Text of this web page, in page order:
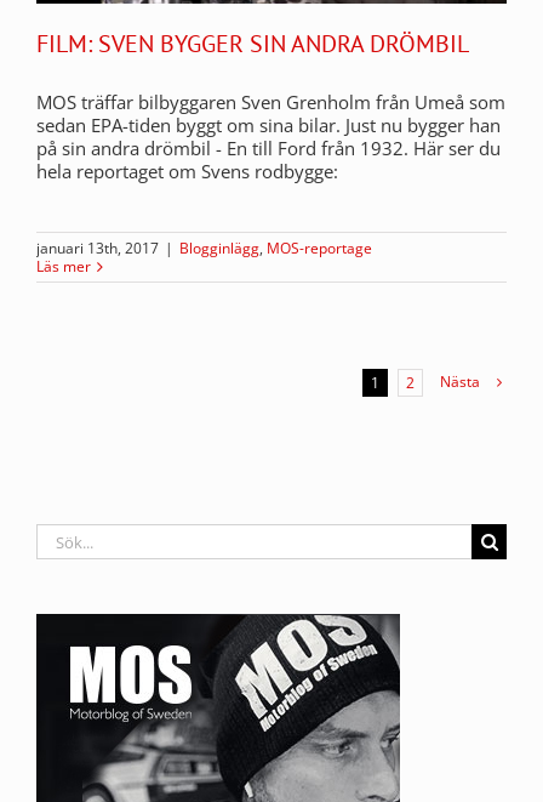
FILM: SVEN BYGGER SIN ANDRA DRÖMBIL
MOS träffar bilbyggaren Sven Grenholm från Umeå som
sedan EPA-tiden byggt om sina bilar. Just nu bygger han
på sin andra drömbil - En till Ford från 1932. Här ser du
hela reportaget om Svens rodbygge:
januari 13th, 2017 | Blogginlägg, MOS-reportage
Läs mer
1 2 Nästa
Sök
efter: